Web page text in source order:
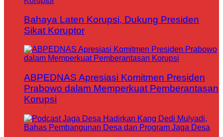
Bahaya Laten Korupsi, Dukung Presiden
Sikat Koruptor
ABPEDNAS Apresiasi Komitmen Presiden
Prabowo dalam Memperkuat Pemberantasan
Korupsi